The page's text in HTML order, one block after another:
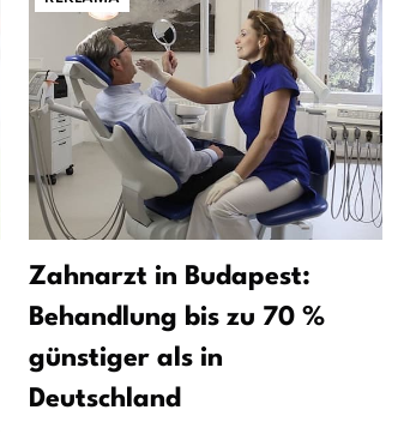
Zahnarzt in Budapest:
Behandlung bis zu 70 %
günstiger als in
Deutschland